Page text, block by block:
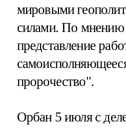
мировыми
силами. По
представление
пророчество".
Орбан 5 июля с